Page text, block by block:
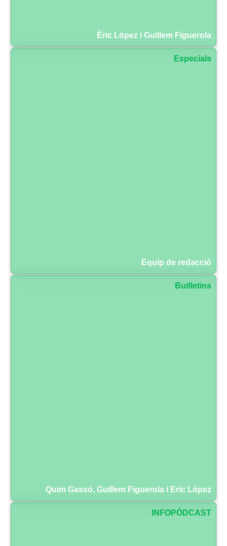
Èric López i Guillem Figuerola
Especials
Equip de redacció
Butlletins
Quim Gassó, Guillem Figuerola i Eric López
INFOPÒDCAST